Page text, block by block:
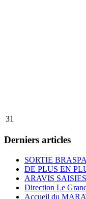
31
Derniers articles
SORTIE
DE PLUS EN
ARAVIS SAISIES
Direction Le
Accueil du